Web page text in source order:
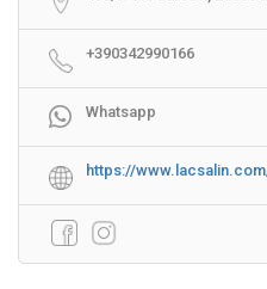
+390342990166
Whatsapp
https://